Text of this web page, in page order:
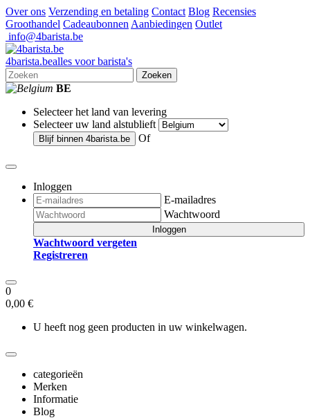
Over ons Verzending en betaling Contact Blog Recensies
Groothandel Cadeaubonnen Aanbiedingen Outlet
info@4barista.be
4barista.bealles voor barista's
Zoeken
BE
Selecteer het land van levering
Selecteer uw land alstublieft
Blijf binnen 4barista.be Of
Inloggen
E-mailadres
Wachtwoord
Inloggen
Wachtwoord vergeten
Registreren
0
0,00 €
U heeft nog geen producten in uw winkelwagen.
categorieën
Merken
Informatie
Blog